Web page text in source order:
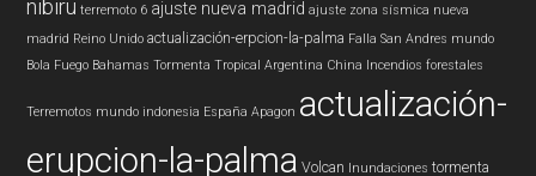
nibiru terremoto 6 ajuste nueva madrid ajuste zona sísmica nueva
madrid Reino Unido actualización-erpcion-la-palma Falla San Andres mundo
Bola Fuego Bahamas Tormenta Tropical Argentina China Incendios forestales
Terremotos mundo indonesia España Apagon actualización-
erupcion-la-palma Volcan Inundaciones tormenta